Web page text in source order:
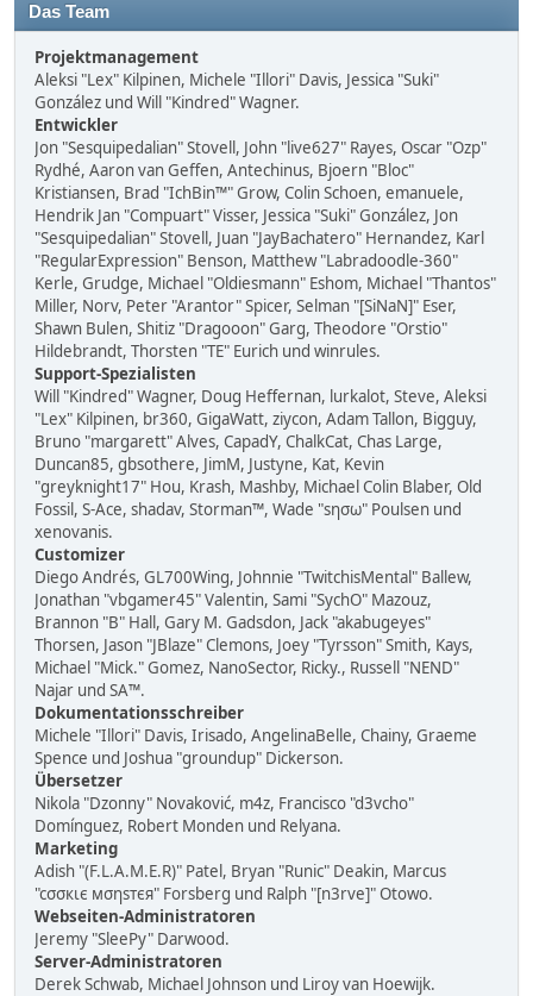
Das Team
Projektmanagement
Aleksi "Lex" Kilpinen, Michele "Illori" Davis, Jessica "Suki"
González und Will "Kindred" Wagner.
Entwickler
Jon "Sesquipedalian" Stovell, John "live627" Rayes, Oscar "Ozp"
Rydhé, Aaron van Geffen, Antechinus, Bjoern "Bloc"
Kristiansen, Brad "IchBin™" Grow, Colin Schoen, emanuele,
Hendrik Jan "Compuart" Visser, Jessica "Suki" González, Jon
"Sesquipedalian" Stovell, Juan "JayBachatero" Hernandez, Karl
"RegularExpression" Benson, Matthew "Labradoodle-360"
Kerle, Grudge, Michael "Oldiesmann" Eshom, Michael "Thantos"
Miller, Norv, Peter "Arantor" Spicer, Selman "[SiNaN]" Eser,
Shawn Bulen, Shitiz "Dragooon" Garg, Theodore "Orstio"
Hildebrandt, Thorsten "TE" Eurich und winrules.
Support-Spezialisten
Will "Kindred" Wagner, Doug Heffernan, lurkalot, Steve, Aleksi
"Lex" Kilpinen, br360, GigaWatt, ziycon, Adam Tallon, Bigguy,
Bruno "margarett" Alves, CapadY, ChalkCat, Chas Large,
Duncan85, gbsothere, JimM, Justyne, Kat, Kevin
"greyknight17" Hou, Krash, Mashby, Michael Colin Blaber, Old
Fossil, S-Ace, shadav, Storman™, Wade "sησω" Poulsen und
xenovanis.
Customizer
Diego Andrés, GL700Wing, Johnnie "TwitchisMental" Ballew,
Jonathan "vbgamer45" Valentin, Sami "SychO" Mazouz,
Brannon "B" Hall, Gary M. Gadsdon, Jack "akabugeyes"
Thorsen, Jason "JBlaze" Clemons, Joey "Tyrsson" Smith, Kays,
Michael "Mick." Gomez, NanoSector, Ricky., Russell "NEND"
Najar und SA™.
Dokumentationsschreiber
Michele "Illori" Davis, Irisado, AngelinaBelle, Chainy, Graeme
Spence und Joshua "groundup" Dickerson.
Übersetzer
Nikola "Dzonny" Novaković, m4z, Francisco "d3vcho"
Domínguez, Robert Monden und Relyana.
Marketing
Adish "(F.L.A.M.E.R)" Patel, Bryan "Runic" Deakin, Marcus
"cσσкιє мσηѕтєя" Forsberg und Ralph "[n3rve]" Otowo.
Webseiten-Administratoren
Jeremy "SleePy" Darwood.
Server-Administratoren
Derek Schwab, Michael Johnson und Liroy van Hoewijk.